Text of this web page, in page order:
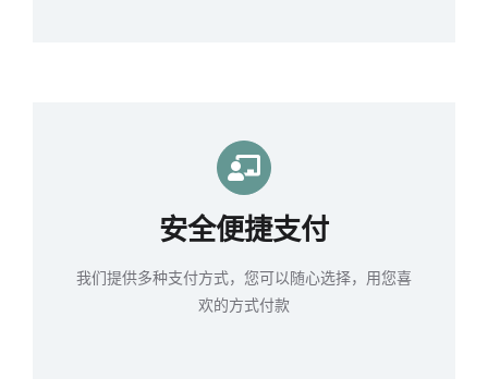
安全便捷支付
我们提供多种支付方式，您可以随心选择，用您喜
欢的方式付款